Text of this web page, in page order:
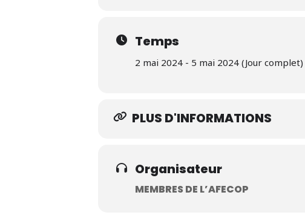
Temps
2 mai 2024 - 5 mai 2024 (Jour complet)
PLUS D'INFORMATIONS
Organisateur
MEMBRES DE L’AFECOP